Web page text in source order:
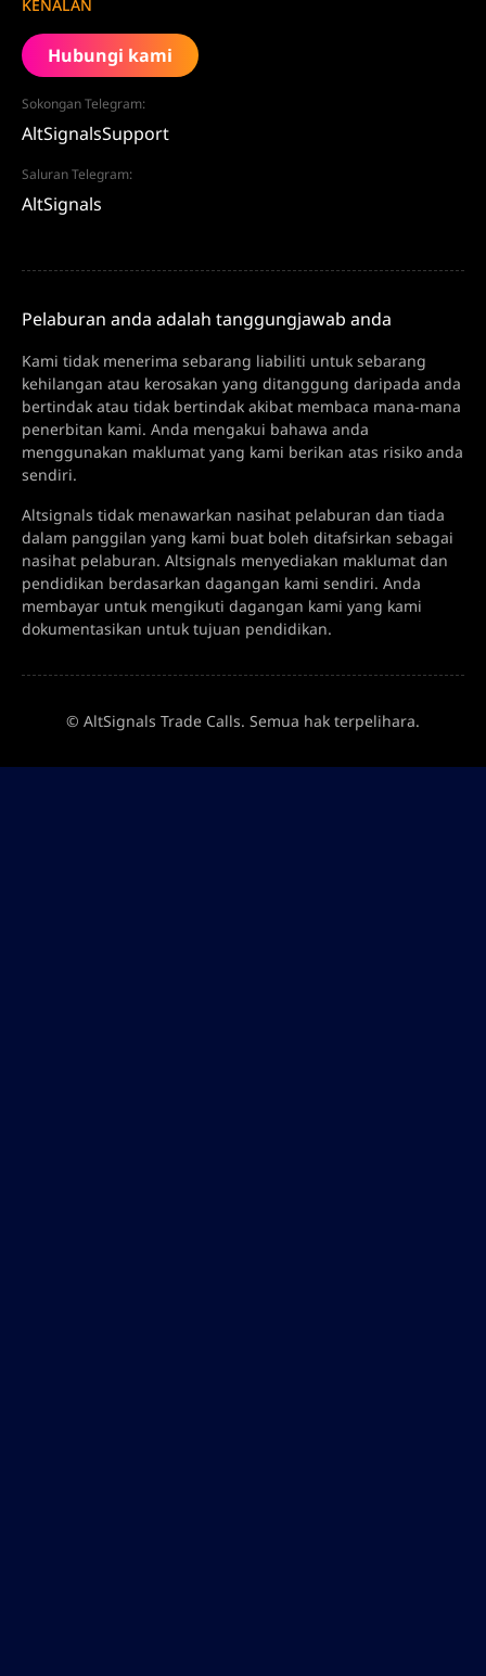
KENALAN
Hubungi kami
Sokongan Telegram:
AltSignalsSupport
Saluran Telegram:
AltSignals
Pelaburan anda adalah tanggungjawab anda
Kami tidak menerima sebarang liabiliti untuk sebarang
kehilangan atau kerosakan yang ditanggung daripada anda
bertindak atau tidak bertindak akibat membaca mana-mana
penerbitan kami. Anda mengakui bahawa anda
menggunakan maklumat yang kami berikan atas risiko anda
sendiri.
Altsignals tidak menawarkan nasihat pelaburan dan tiada
dalam panggilan yang kami buat boleh ditafsirkan sebagai
nasihat pelaburan. Altsignals menyediakan maklumat dan
pendidikan berdasarkan dagangan kami sendiri. Anda
membayar untuk mengikuti dagangan kami yang kami
dokumentasikan untuk tujuan pendidikan.
© AltSignals Trade Calls. Semua hak terpelihara.